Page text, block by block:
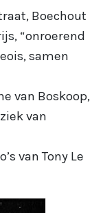
Boechout
“onroerend
samen
van Boskoop,
van
van Tony Le